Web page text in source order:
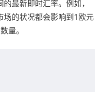
最新即时汇率。例如，
场的状况都会影响到1欧元
量。